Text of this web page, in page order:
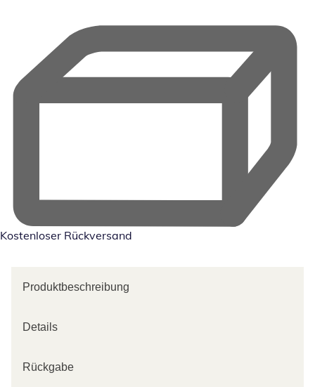
Kostenloser Rückversand
Produktbeschreibung
Details
Rückgabe